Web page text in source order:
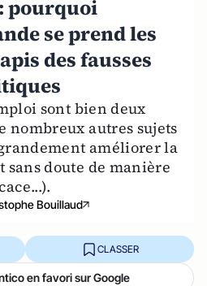
pourquoi
se prend les
des fausses
sont bien deux
nombreux autres sujets
améliorer la
sans doute de manière
Bouillaud
CLASSER
en favori sur Google